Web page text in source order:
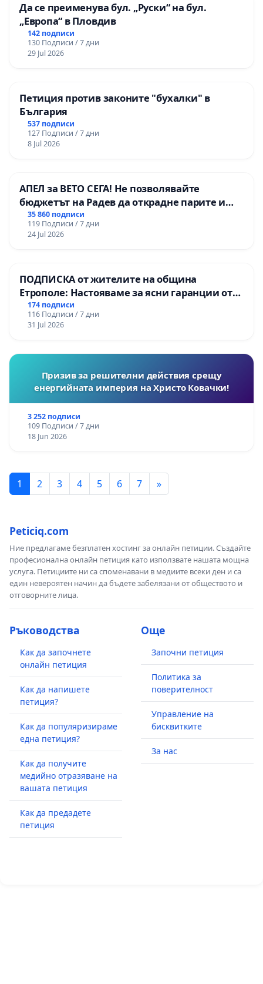
Да се преименува бул. „Руски“ на бул.
„Европа“ в Пловдив
142 подписи
130 Подписи / 7 дни
29 Jul 2026
Петиция против законите "бухалки" в
България
537 подписи
127 Подписи / 7 дни
8 Jul 2026
АПЕЛ за ВЕТО СЕГА! Не позволявайте
бюджетът на Радев да открадне парите и
правата ни в тъмното
35 860 подписи
119 Подписи / 7 дни
24 Jul 2026
ПОДПИСКА от жителите на община
Етрополе: Настояваме за ясни гаранции от
“Елаците-МЕД” АД и от държавата, че ще се
изпълнят всички екологични норми!
174 подписи
116 Подписи / 7 дни
31 Jul 2026
Призив за решителни действия срещу
енергийната империя на Христо Ковачки!
3 252 подписи
109 Подписи / 7 дни
18 Jun 2026
1 2 3 4 5 6 7 »
Peticiq.com
Ние предлагаме безплатен хостинг за онлайн петиции. Създайте
професионална онлайн петиция като използвате нашата мощна
услуга. Петициите ни са споменавани в медиите всеки ден и са
един невероятен начин да бъдете забелязани от обществото и
отговорните лица.
Ръководства
Как да започнете
онлайн петиция
Как да напишете
петиция?
Как да популяризираме
една петиция?
Как да получите
медийно отразяване на
вашата петиция
Как да предадете
петиция
Още
Започни петиция
Политика за
поверителност
Управление на
бисквитките
За нас